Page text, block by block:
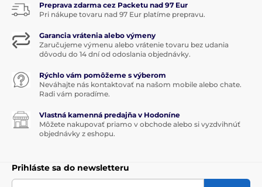
Preprava zdarma cez Packetu nad 97 Eur
Pri nákupe tovaru nad 97 Eur platíme prepravu.
Garancia vrátenia alebo výmeny
Zaručujeme výmenu alebo vrátenie tovaru bez udania
dôvodu do 14 dní od odoslania objednávky.
Rýchlo vám pomôžeme s výberom
Neváhajte nás kontaktovať na našom mobile alebo chate.
Radi vám poradíme.
Vlastná kamenná predajňa v Hodoníne
Môžete nakupovať priamo v obchode alebo si vyzdvihnúť
objednávky z eshopu.
Prihláste sa do newsletteru